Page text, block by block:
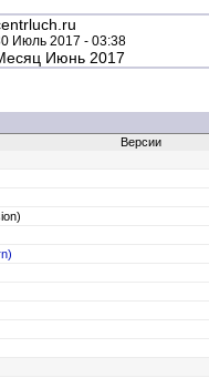
Июль 2017 - 03:38
Июнь 2017
Версии